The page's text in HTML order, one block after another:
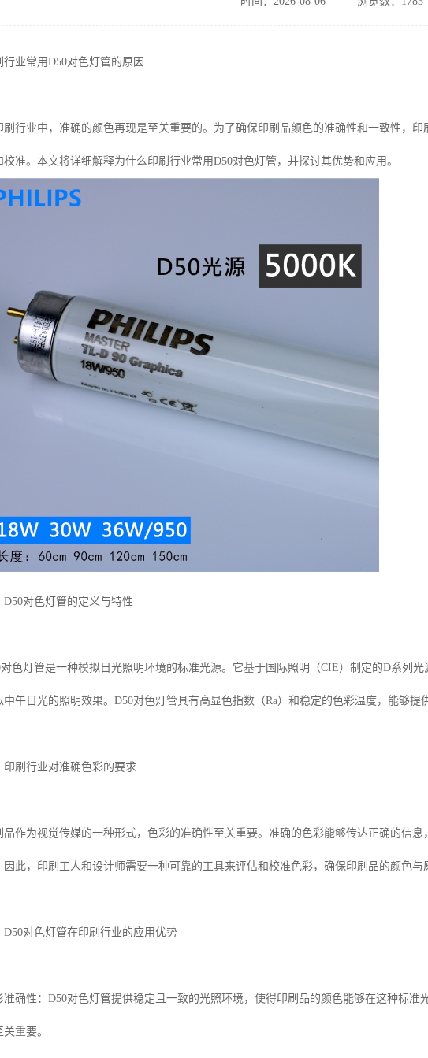
行业常用D50对色灯管的原因
刷行业中，准确的颜色再现是至关重要的。为了确保印刷品颜色的准确性和一致性，印
校准。本文将详细解释为什么印刷行业常用D50对色灯管，并探讨其优势和应用。
D50对色灯管的定义与特性
对色灯管是一种模拟日光照明环境的标准光源。它基于国际照明（CIE）制定的D系列光
中午日光的照明效果。 D50对色灯管具有高显色指数（Ra）和稳定的色彩温度，能够提
印刷行业对准确色彩的要求
品作为视觉传媒的一种形式，色彩的准确性至关重要。准确的色彩能够传达正确的信
因此，印刷工人和设计师需要一种可靠的工具来评估和校准色彩，确保印刷品的颜色与
D50对色灯管在印刷行业的应用优势
确性： D50对色灯管提供稳定且一致的光照环境，使得印刷品的颜色能够在这种标
重要。